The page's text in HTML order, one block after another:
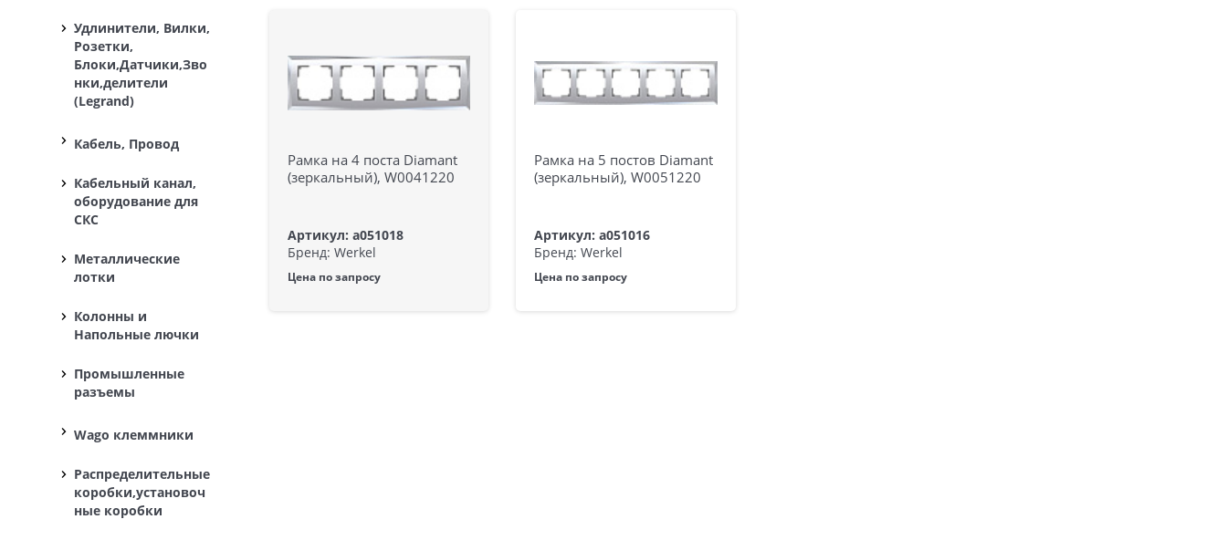
Удлинители, Вилки,
Розетки,
Блоки,Датчики,Зво
нки,делители
(Legrand)
Кабель, Провод
Кабельный канал,
оборудование для
СКС
Металлические
лотки
Колонны и
Напольные лючки
Промышленные
разъемы
Wago клеммники
Распределительные
коробки,установоч
ные коробки
Рамка на 4 поста Diamant
(зеркальный), W0041220
Артикул: a051018
Бренд: Werkel
Цена по запросу
Рамка на 5 постов Diamant
(зеркальный), W0051220
Артикул: a051016
Бренд: Werkel
Цена по запросу